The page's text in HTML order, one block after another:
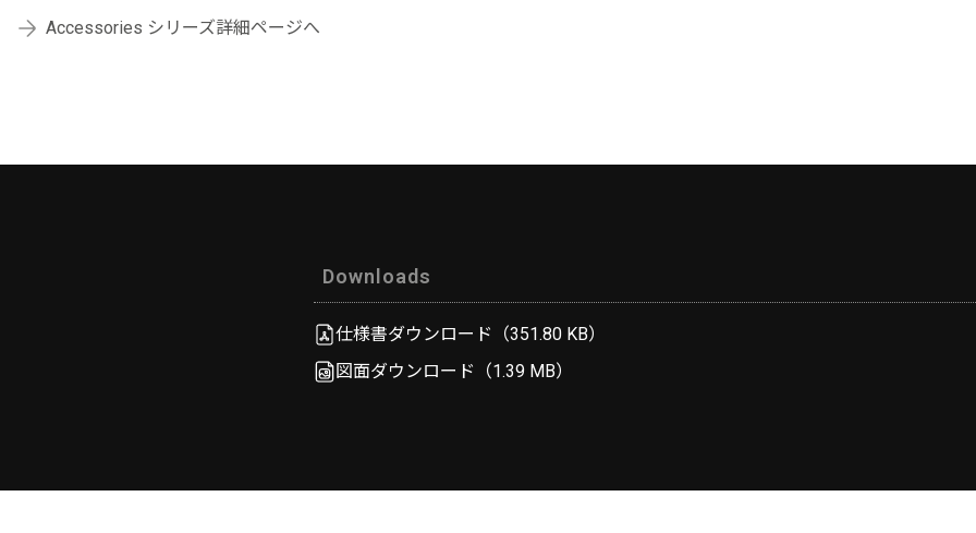
Accessories シリーズ詳細ページへ
Downloads
仕様書ダウンロード（351.80 KB）
図面ダウンロード（1.39 MB）